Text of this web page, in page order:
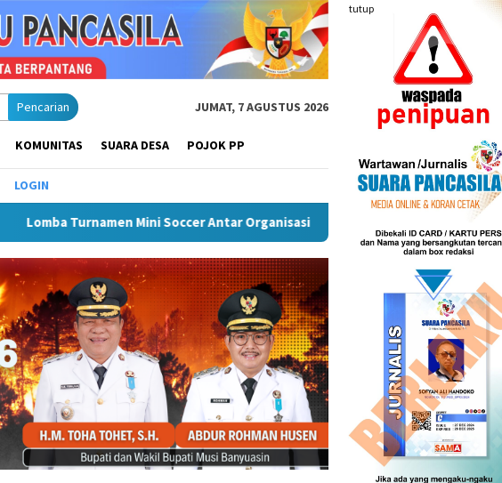
tutup
Pencarian JUMAT, 7 AGUSTUS 2026
KOMUNITAS SUARA DESA POJOK PP
LOGIN
Daerah (OPD) Musi Rawas Puncak Peringatan IPeKB Ke-19, Plt